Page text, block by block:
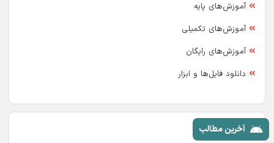
آموزش‌های پایه
آموزش‌های تکمیلی
آموزش‌های رایگان
دانلود فایل‌ها و ابزار
آخرین مطالب